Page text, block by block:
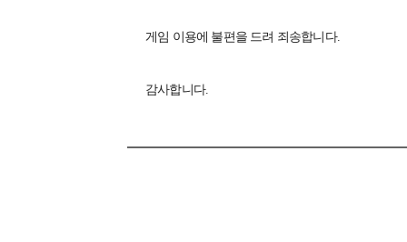
게임 이용에 불편을 드려 죄송합니다.
감사합니다.